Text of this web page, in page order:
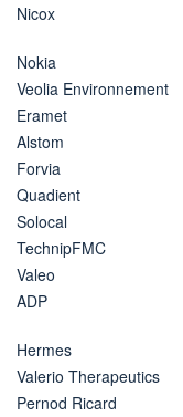
Nicox
Nokia
Veolia Environnement
Eramet
Alstom
Forvia
Quadient
Solocal
TechnipFMC
Valeo
ADP
Hermes
Valerio Therapeutics
Pernod Ricard